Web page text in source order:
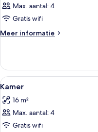
Max. aantal: 4
Gratis wifi
Meer informatie
Meer
Alle
foto's
voor
Kamer
laden
2
Kamer
16 m²
Max. aantal: 4
Gratis wifi